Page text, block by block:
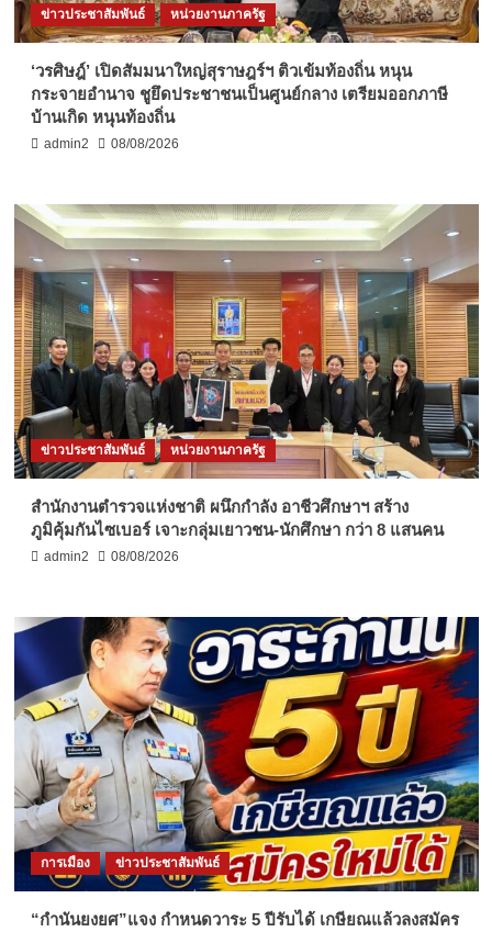
ข่าวประชาสัมพันธ์ หน่วยงานภาครัฐ
‘วรศิษฎ์’ เปิดสัมมนาใหญ่สุราษฎร์ฯ ติวเข้มท้องถิ่น หนุน
กระจายอำนาจ ชูยึดประชาชนเป็นศูนย์กลาง เตรียมออกภาษี
บ้านเกิด หนุนท้องถิ่น
admin2 08/08/2026
ข่าวประชาสัมพันธ์ หน่วยงานภาครัฐ
สำนักงานตำรวจแห่งชาติ ผนึกกำลัง อาชีวศึกษาฯ สร้าง
ภูมิคุ้มกันไซเบอร์ เจาะกลุ่มเยาวชน-นักศึกษา กว่า 8 แสนคน
admin2 08/08/2026
การเมือง ข่าวประชาสัมพันธ์
“กำนันยงยศ”แจง กำหนดวาระ 5 ปีรับได้ เกษียณแล้วลงสมัคร